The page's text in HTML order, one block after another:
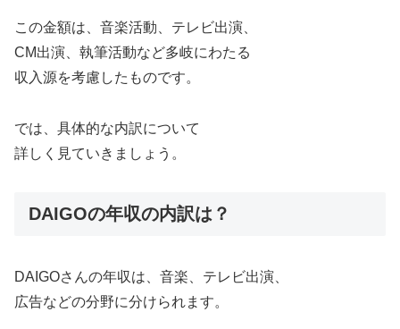
この金額は、音楽活動、テレビ出演、
CM出演、執筆活動など多岐にわたる
収入源を考慮したものです。
では、具体的な内訳について
詳しく見ていきましょう。
DAIGOの年収の内訳は？
DAIGOさんの年収は、音楽、テレビ出演、
広告などの分野に分けられます。